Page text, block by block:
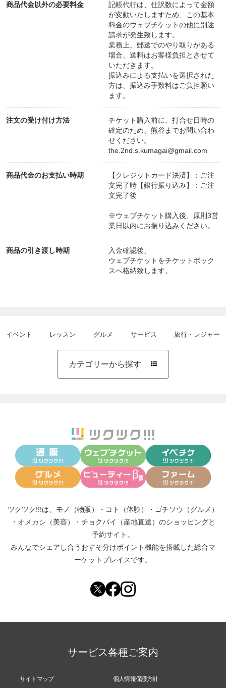
商品代金以外の必要料金
記帳代行は、仕訳数によって金額
が変動いたしますため、この基本
料金のウェブチケットの他に別途
請求が発生致します。
業務上、郵送でのやり取りがある
場合、送料はお客様負担とさせて
いただきます。
振込みによる支払いを選択された
方は、振込み手数料はご負担願い
ます。
注文の受け付け方法
チケット購入前に、打合せ日時の
確定のため、熊谷までお問い合わ
せください。
the.2nd.s.kumagai@gmail.com
商品代金のお支払い時期
【クレジットカード決済】：ご注
文完了時【銀行振り込み】：ご注
文完了後
※ウェブチケット購入後、原則3営
業日以内にお振り込みください。
商品の引き渡し時期
入金確認後、
ウェブチケットをチケットボック
スへ格納致します。
イベント レッスン グルメ サービス 旅行・レジャー
カテゴリーから探す 
ツクツク!!!は、 モノ（物販） ・ コト（体験） ・ ゴチソウ（グルメ）
・ オメカシ（美容） ・ チョクバイ（産地直送） のショッピングと
予約サイト。
みんなでシェアし合う おすそ分けポイント機能を搭載した総合マ
ーケットプレイスです。
サービス各種ご案内
サイトマップ 個人情報保護方針